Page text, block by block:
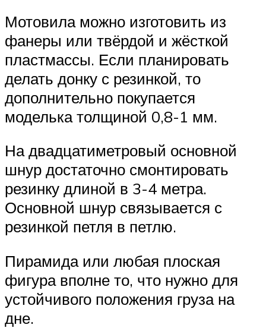
Мотовила можно изготовить из
фанеры или твёрдой и жёсткой
пластмассы. Если планировать
делать донку с резинкой, то
дополнительно покупается
моделька толщиной 0,8-1 мм.
На двадцатиметровый основной
шнур достаточно смонтировать
резинку длиной в 3-4 метра.
Основной шнур связывается с
резинкой петля в петлю.
Пирамида или любая плоская
фигура вполне то, что нужно для
устойчивого положения груза на
дне.